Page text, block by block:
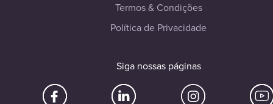
Termos & Condições
Política de Privacidade
Siga nossas páginas